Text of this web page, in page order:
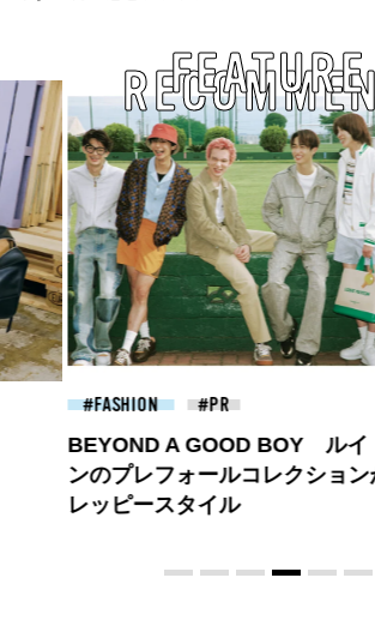
FEATURE
BEAUTY
大胆不敵で、どこまでも自由。
BALLISTIK BOYZ 砂田将宏が
COACHの新作フレグランス「